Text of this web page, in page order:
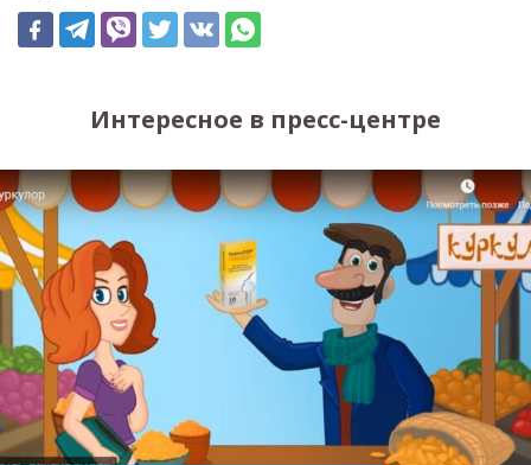
Интересное в пресс-центре